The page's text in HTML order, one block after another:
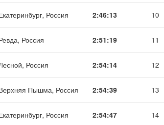
Россия 2:46:13 10
Россия 2:51:19 11
Россия 2:54:14 12
Пышма, Россия 2:54:39 13
Россия 2:54:47 14